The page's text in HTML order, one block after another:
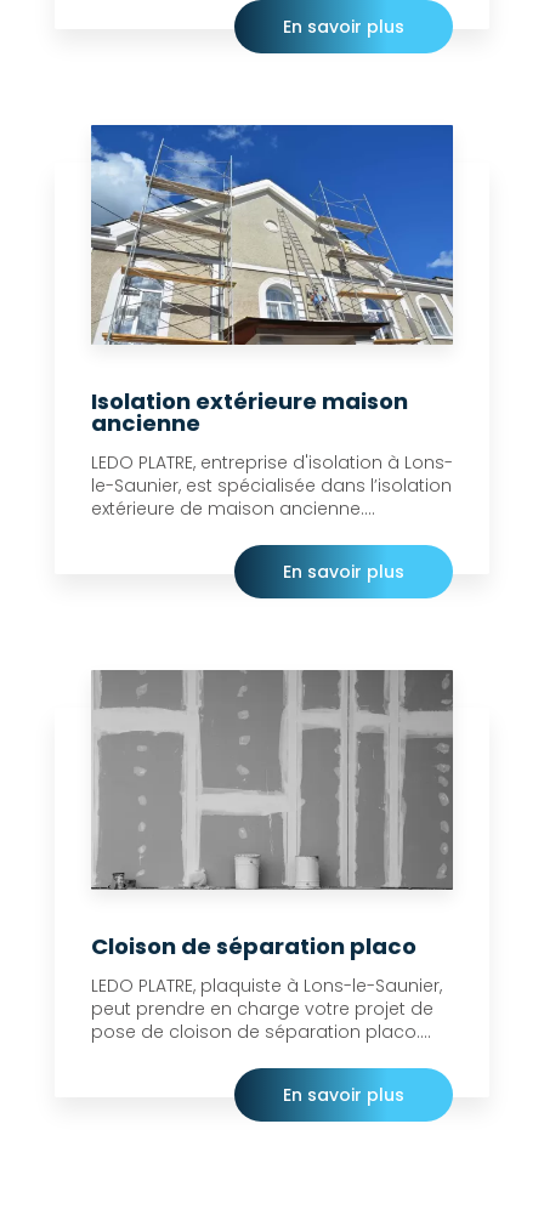
En savoir plus
Isolation extérieure maison
ancienne
LEDO PLATRE, entreprise d'isolation à Lons-
le-Saunier, est spécialisée dans l’isolation
extérieure de maison ancienne....
En savoir plus
Cloison de séparation placo
LEDO PLATRE, plaquiste à Lons-le-Saunier,
peut prendre en charge votre projet de
pose de cloison de séparation placo....
En savoir plus